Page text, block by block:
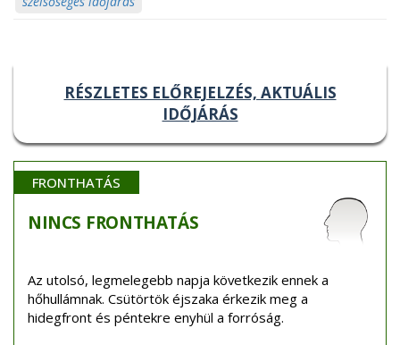
RÉSZLETES ELŐREJELZÉS, AKTUÁLIS
IDŐJÁRÁS
FRONTHATÁS
NINCS FRONTHATÁS
Az utolsó, legmelegebb napja következik ennek a
hőhullámnak. Csütörtök éjszaka érkezik meg a
hidegfront és péntekre enyhül a forróság.